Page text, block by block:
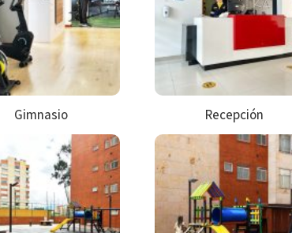
Gimnasio Recepción